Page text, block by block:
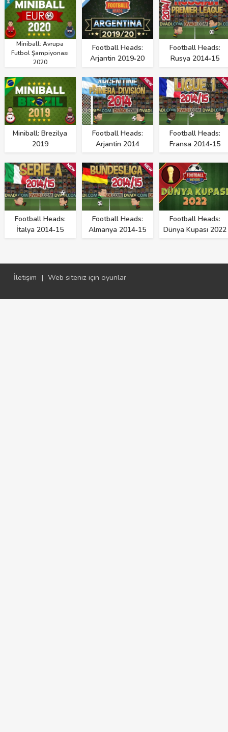
Miniball: Avrupa
Futbol Şampiyonası
2020
Football Heads:
Arjantin 2019‑20
Football Heads:
Rusya 2014‑15
Miniball: Brezilya
2019
Football Heads:
Arjantin 2014
Football Heads:
Fransa 2014‑15
Football Heads:
İtalya 2014‑15
Football Heads:
Almanya 2014‑15
Football Heads:
Dünya Kupası 2022
İletişim | Web siteniz için oyunlar